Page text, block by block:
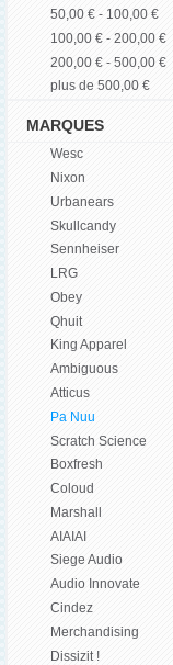
50,00 € - 100,00 €
100,00 € - 200,00 €
200,00 € - 500,00 €
plus de 500,00 €
MARQUES
Wesc
Nixon
Urbanears
Skullcandy
Sennheiser
LRG
Obey
Qhuit
King Apparel
Ambiguous
Atticus
Pa Nuu
Scratch Science
Boxfresh
Coloud
Marshall
AIAIAI
Siege Audio
Audio Innovate
Cindez
Merchandising
Dissizit !